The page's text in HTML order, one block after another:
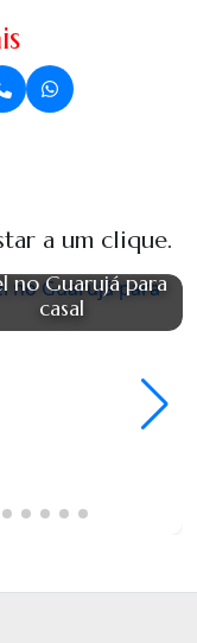
a um clique.
no Guarujá para
casal